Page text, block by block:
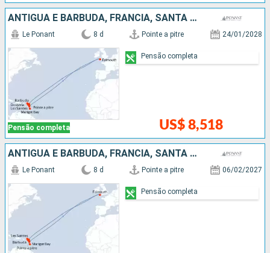
ANTIGUA E BARBUDA, FRANCIA, SANTA LUCIA
Pensão completa
Le Ponant 8 d Pointe a pitre 24/01/2028
US$ 8,518
Pensão completa
ANTIGUA E BARBUDA, FRANCIA, SANTA LUCIA
Le Ponant 8 d Pointe a pitre 06/02/2027
Pensão completa